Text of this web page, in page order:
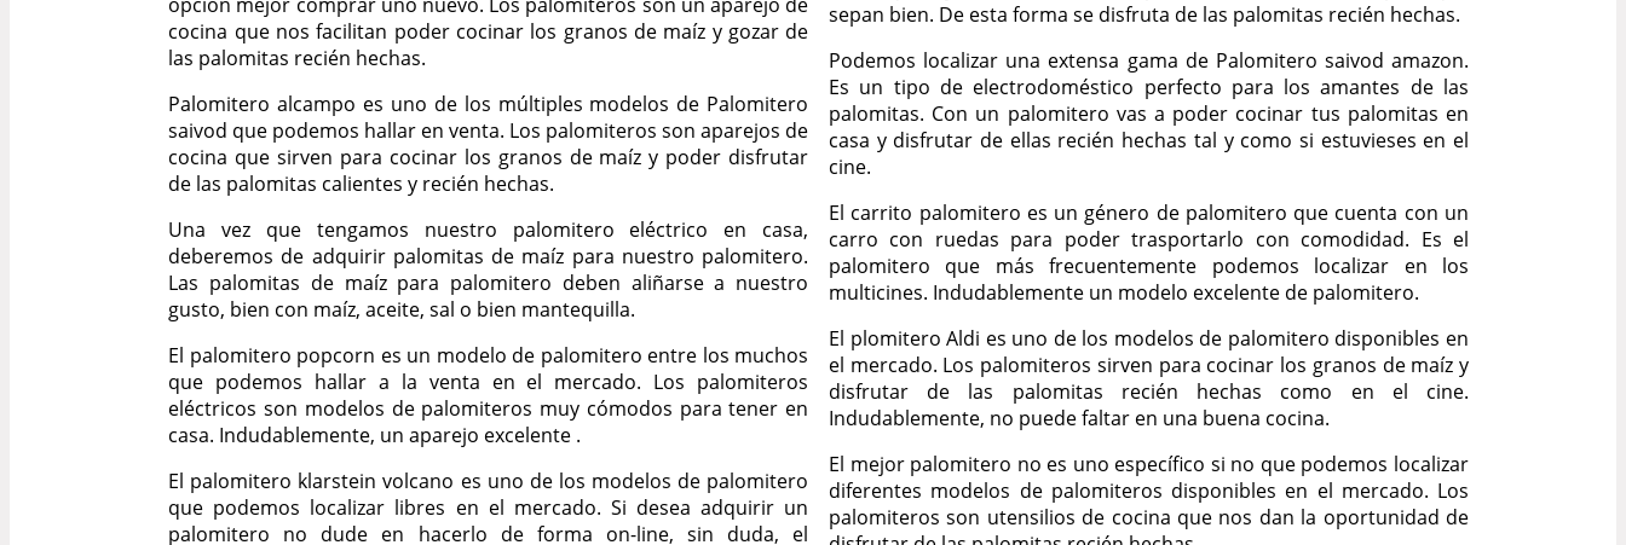
cocina que nos facilitan poder cocinar los granos de maíz y gozar de
las palomitas recién hechas.
Palomitero alcampo es uno de los múltiples modelos de Palomitero
saivod que podemos hallar en venta. Los palomiteros son aparejos de
cocina que sirven para cocinar los granos de maíz y poder disfrutar
de las palomitas calientes y recién hechas.
Una vez que tengamos nuestro palomitero eléctrico en casa,
deberemos de adquirir palomitas de maíz para nuestro palomitero.
Las palomitas de maíz para palomitero deben aliñarse a nuestro
gusto, bien con maíz, aceite, sal o bien mantequilla.
El palomitero popcorn es un modelo de palomitero entre los muchos
que podemos hallar a la venta en el mercado. Los palomiteros
eléctricos son modelos de palomiteros muy cómodos para tener en
casa. Indudablemente, un aparejo excelente .
El palomitero klarstein volcano es uno de los modelos de palomitero
que podemos localizar libres en el mercado. Si desea adquirir un
palomitero no dude en hacerlo de forma on-line, sin duda, el
sepan bien. De esta forma se disfruta de las palomitas recién hechas.
Podemos localizar una extensa gama de Palomitero saivod amazon.
Es un tipo de electrodoméstico perfecto para los amantes de las
palomitas. Con un palomitero vas a poder cocinar tus palomitas en
casa y disfrutar de ellas recién hechas tal y como si estuvieses en el
cine.
El carrito palomitero es un género de palomitero que cuenta con un
carro con ruedas para poder trasportarlo con comodidad. Es el
palomitero que más frecuentemente podemos localizar en los
multicines. Indudablemente un modelo excelente de palomitero.
El plomitero Aldi es uno de los modelos de palomitero disponibles en
el mercado. Los palomiteros sirven para cocinar los granos de maíz y
disfrutar de las palomitas recién hechas como en el cine.
Indudablemente, no puede faltar en una buena cocina.
El mejor palomitero no es uno específico si no que podemos localizar
diferentes modelos de palomiteros disponibles en el mercado. Los
palomiteros son utensilios de cocina que nos dan la oportunidad de